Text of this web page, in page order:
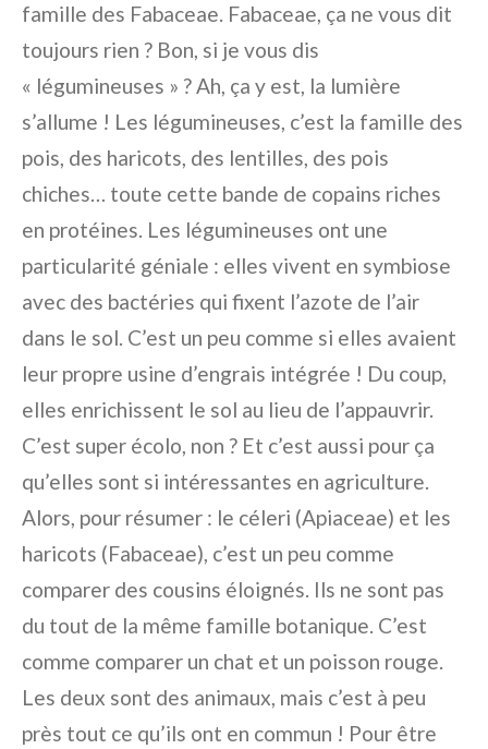
famille des Fabaceae. Fabaceae, ça ne vous dit
toujours rien ? Bon, si je vous dis
« légumineuses » ? Ah, ça y est, la lumière
s’allume ! Les légumineuses, c’est la famille des
pois, des haricots, des lentilles, des pois
chiches… toute cette bande de copains riches
en protéines. Les légumineuses ont une
particularité géniale : elles vivent en symbiose
avec des bactéries qui fixent l’azote de l’air
dans le sol. C’est un peu comme si elles avaient
leur propre usine d’engrais intégrée ! Du coup,
elles enrichissent le sol au lieu de l’appauvrir.
C’est super écolo, non ? Et c’est aussi pour ça
qu’elles sont si intéressantes en agriculture.
Alors, pour résumer : le céleri (Apiaceae) et les
haricots (Fabaceae), c’est un peu comme
comparer des cousins éloignés. Ils ne sont pas
du tout de la même famille botanique. C’est
comme comparer un chat et un poisson rouge.
Les deux sont des animaux, mais c’est à peu
près tout ce qu’ils ont en commun ! Pour être